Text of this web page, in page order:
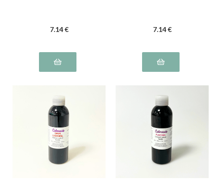
7.14 € 7.14 €